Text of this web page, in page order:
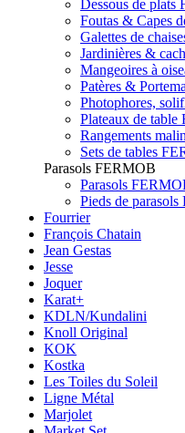
Dessous de plats
Foutas & Capes
Galettes de
Jardinières &
Mangeoires à
Patères &
Photophores,
Plateaux de
Rangements
Sets de tables
Parasols FERMOB
Parasols
Pieds de
Fourrier
François Chatain
Jean Gestas
Jesse
Joquer
Karat+
KDLN/Kundalini
Knoll Original
KOK
Kostka
Les Toiles du Soleil
Ligne Métal
Marjolet